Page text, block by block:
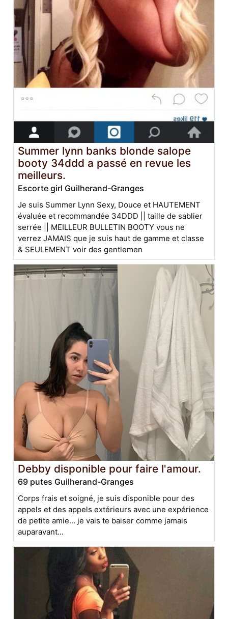
Summer lynn banks blonde salope
booty 34ddd a passé en revue les
meilleurs.
Escorte girl Guilherand-Granges
Je suis Summer Lynn Sexy, Douce et HAUTEMENT
évaluée et recommandée 34DDD || taille de sablier
serrée || MEILLEUR BULLETIN BOOTY vous ne
verrez JAMAIS que je suis haut de gamme et classe
& SEULEMENT voir des gentlemen
Debby disponible pour faire l'amour.
69 putes Guilherand-Granges
Corps frais et soigné, je suis disponible pour des
appels et des appels extérieurs avec une expérience
de petite amie... je vais te baiser comme jamais
auparavant...